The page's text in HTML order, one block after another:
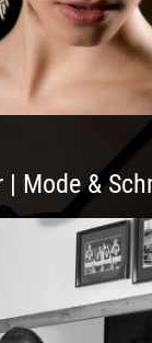
| Mode &